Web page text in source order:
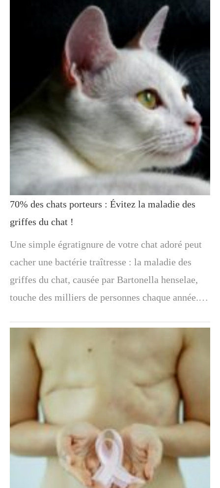
70% des chats porteurs : Évitez la maladie des
griffes du chat !
Une simple égratignure de votre chat adoré peut
cacher une bactérie traîtresse : la maladie des
griffes du chat, causée par Bartonella henselae,
touche des milliers de personnes chaque année.…